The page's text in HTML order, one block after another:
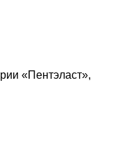
«Пентэласт»,